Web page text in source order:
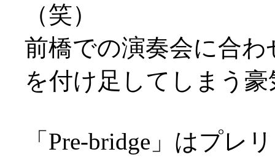
（笑）
前橋での演奏会に合
を付け足してしまう
「Pre-bridge」はプレ